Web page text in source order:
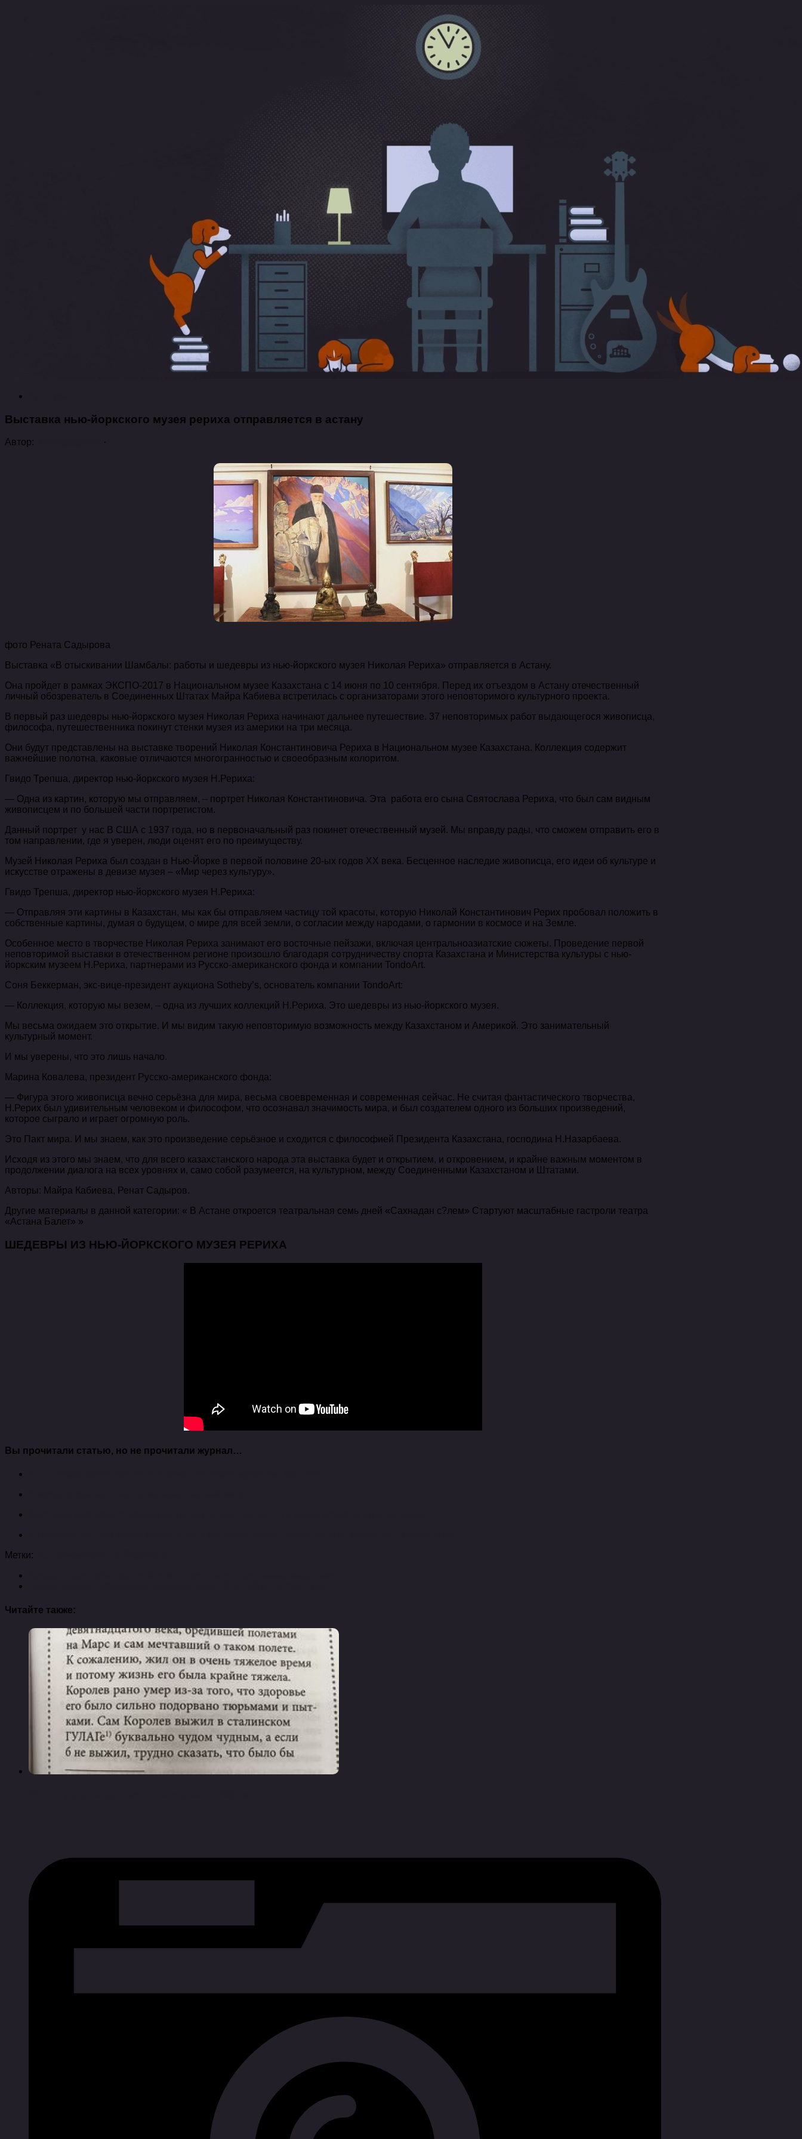
Выставка нью-йоркского музея рериха отправляется в астану
Автор: ·
фото Рената Садырова
Выставка «В отыскивании Шамбалы: работы и шедевры из нью-йоркского музея Николая Рериха» отправляется в Астану.
Она пройдет в рамках ЭКСПО-2017 в Национальном музее Казахстана с 14 июня по 10 сентября. Перед их отъездом в Астану отечественный
личный обозреватель в Соединенных Штатах Майра Кабиева встретилась с организаторами этого неповторимого культурного проекта.
В первый раз шедевры нью-йоркского музея Николая Рериха начинают дальнее путешествие. 37 неповторимых работ выдающегося живописца,
философа, путешественника покинут стенки музея из америки на три месяца.
Они будут представлены на выставке творений Николая Константиновича Рериха в Национальном музее Казахстана. Коллекция содержит
важнейшие полотна, каковые отличаются многогранностью и своеобразным колоритом.
Гвидо Трепша, директор нью-йоркского музея Н.Рериха:
— Одна из картин, которую мы отправляем, – портрет Николая Константиновича. Эта работа его сына Святослава Рериха, что был сам видным
живописцем и по большей части портретистом.
Данный портрет у нас В США с 1937 года, но в первоначальный раз покинет отечественный музей. Мы вправду рады, что сможем отправить его в
том направлении, где я уверен, люди оценят его по преимуществу.
Музей Николая Рериха был создан в Нью-Йорке в первой половине 20-ых годов XX века. Бесценное наследие живописца, его идеи об культуре и
искусстве отражены в девизе музея – «Мир через культуру».
Гвидо Трепша, директор нью-йоркского музея Н.Рериха:
— Отправляя эти картины в Казахстан, мы как бы отправляем частицу той красоты, которую Николай Константинович Рерих пробовал положить в
собственные картины, думая о будущем, о мире для всей земли, о согласии между народами, о гармонии в космосе и на Земле.
Особенное место в творчестве Николая Рериха занимают его восточные пейзажи, включая центральноазиатские сюжеты. Проведение первой
неповторимой выставки в отечественном регионе произошло благодаря сотрудничеству спорта Казахстана и Министерства культуры с нью-
йоркским музеем Н.Рериха, партнерами из Русско-американского фонда и компании TondoArt.
Соня Беккерман, экс-вице-президент аукциона Sotheby’s, основатель компании TondoArt:
— Коллекция, которую мы везем, – одна из лучших коллекций Н.Рериха. Это шедевры из нью-йоркского музея.
Мы весьма ожидаем это открытие. И мы видим такую неповторимую возможность между Казахстаном и Америкой. Это занимательный
культурный момент.
И мы уверены, что это лишь начало.
Марина Ковалева, президент Русско-американского фонда:
— Фигура этого живописца вечно серьёзна для мира, весьма своевременная и современная сейчас. Не считая фантастического творчества,
Н.Рерих был удивительным человеком и философом, что осознавал значимость мира, и был создателем одного из больших произведений,
которое сыграло и играет огромную роль.
Это Пакт мира. И мы знаем, как это произведение серьёзное и сходится с философией Президента Казахстана, господина Н.Назарбаева.
Исходя из этого мы знаем, что для всего казахстанского народа эта выставка будет и открытием, и откровением, и крайне важным моментом в
продолжении диалога на всех уровнях и, само собой разумеется, на культурном, между Соединенными Казахстаном и Штатами.
Авторы: Майра Кабиева, Ренат Садыров.
Другие материалы в данной категории: « В Астане откроется театральная семь дней «Сахнадан с?лем» Стартуют масштабные гастроли театра
«Астана Балет» »
ШЕДЕВРЫ ИЗ НЬЮ-ЙОРКСКОГО МУЗЕЯ РЕРИХА
Вы прочитали статью, но не прочитали журнал…
Метки:
Читайте также: